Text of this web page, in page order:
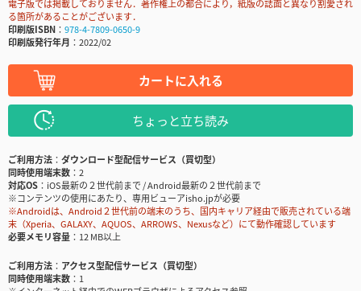
電子版では掲載しておりません．著作権上の都合により，紙版の誌面と異なり割愛され
る箇所があることがございます．
印刷版ISBN
978-4-7809-0650-9
印刷版発行年月
2022/02
カートに入れる
ちょっと立ち読み
ご利用方法
ダウンロード型配信サービス（買切型）
同時使用端末数
2
対応OS
iOS最新の２世代前まで / Android最新の２世代前まで
※コンテンツの使用にあたり、専用ビューアisho.jpが必要
※Androidは、Android２世代前の端末のうち、国内キャリア経由で販売されている端
末（Xperia、GALAXY、AQUOS、ARROWS、Nexusなど）にて動作確認しています
必要メモリ容量
12 MB以上
ご利用方法
アクセス型配信サービス（買切型）
同時使用端末数
1